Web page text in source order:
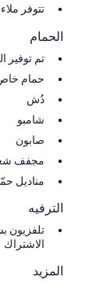
تتوفر
الحمام
تم توفير
حمام
دُش
شامبو
صابون
مجفف
مناديل
الترفيه
الاشتراك
المزيد